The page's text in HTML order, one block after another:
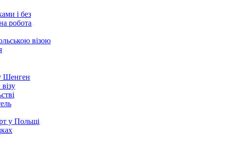
і без
робота
візою
Шенген
у Польщі